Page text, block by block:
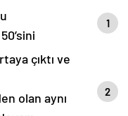
çıktı ve
olan aynı
1
2